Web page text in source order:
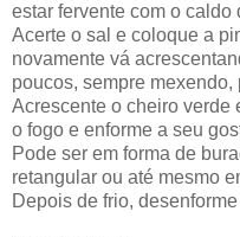
estar fervente com o caldo
Acerte o sal e coloque a
novamente vá
poucos, sempre mexendo,
Acrescente o cheiro verde
o fogo e enforme a seu
Pode ser em forma de
retangular ou até mesmo
Depois de frio,